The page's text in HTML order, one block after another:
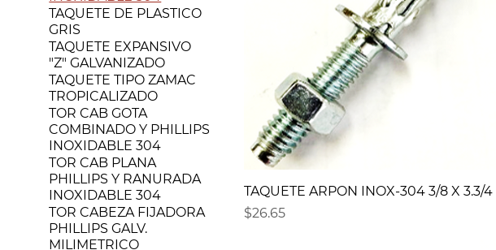
TAQUETE DE PLASTICO
GRIS
TAQUETE EXPANSIVO
"Z" GALVANIZADO
TAQUETE TIPO ZAMAC
TROPICALIZADO
TOR CAB GOTA
COMBINADO Y PHILLIPS
INOXIDABLE 304
TOR CAB PLANA
PHILLIPS Y RANURADA
INOXIDABLE 304
TOR CABEZA FIJADORA
PHILLIPS GALV.
MILIMETRICO
TAQUETE ARPON INOX-304 3/8 X 3.3/4
Precio
$26.65